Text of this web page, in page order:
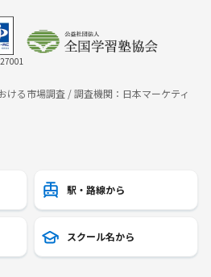
る市場調査 / 調査機関：日本マーケティ
駅・路線から
スクール名から